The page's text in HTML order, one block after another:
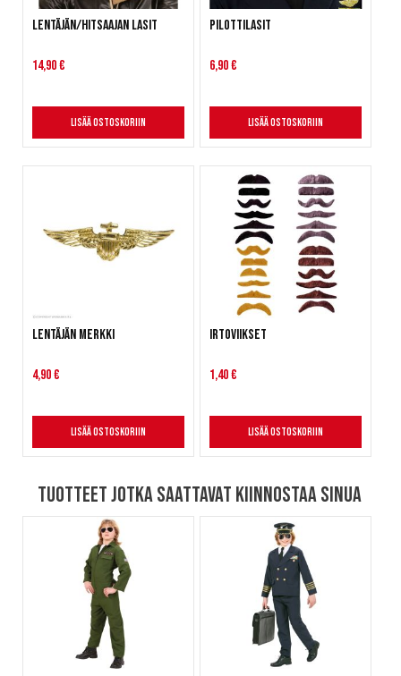
Lentäjän/hitsaajan lasit
14,90 €
Lisää ostoskoriin
Pilottilasit
6,90 €
Lisää ostoskoriin
Lentäjän merkki
4,90 €
Lisää ostoskoriin
Irtoviikset
1,40 €
Lisää ostoskoriin
Tuotteet jotka saattavat kiinnostaa sinua